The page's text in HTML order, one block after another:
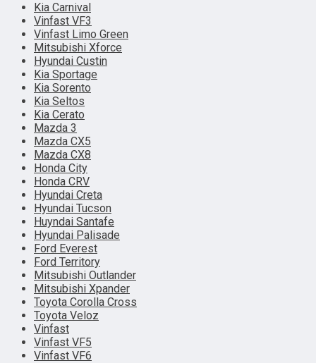
Kia Carnival
Vinfast VF3
Vinfast Limo Green
Mitsubishi Xforce
Hyundai Custin
Kia Sportage
Kia Sorento
Kia Seltos
Kia Cerato
Mazda 3
Mazda CX5
Mazda CX8
Honda City
Honda CRV
Hyundai Creta
Hyundai Tucson
Huyndai Santafe
Hyundai Palisade
Ford Everest
Ford Territory
Mitsubishi Outlander
Mitsubishi Xpander
Toyota Corolla Cross
Toyota Veloz
Vinfast
Vinfast VF5
Vinfast VF6